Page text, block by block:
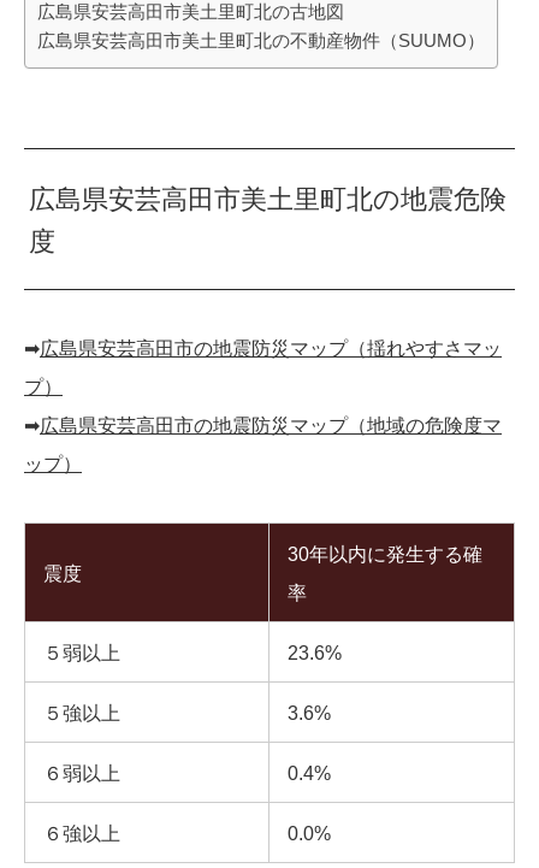
広島県安芸高田市美土里町北の古地図
広島県安芸高田市美土里町北の不動産物件（SUUMO）
広島県安芸高田市美土里町北の地震危険
度
➡︎広島県安芸高田市の地震防災マップ（揺れやすさマッ
プ）
➡︎広島県安芸高田市の地震防災マップ（地域の危険度マ
ップ）
震度
30年以内に発生する確
率
５弱以上 23.6%
５強以上 3.6%
６弱以上 0.4%
６強以上 0.0%